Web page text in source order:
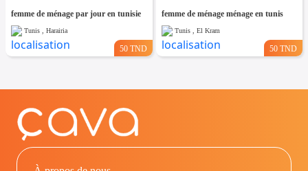
femme de ménage par jour en tunisie
Tunis , Harairia
50 TND
femme de ménage ménage en tunis
Tunis , El Kram
50 TND